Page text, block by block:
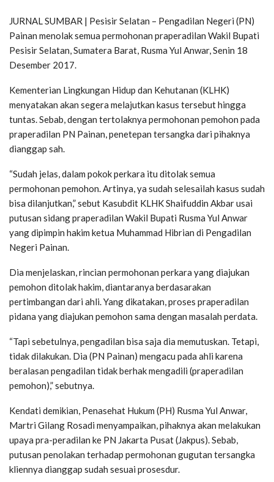
JURNAL SUMBAR | Pesisir Selatan – Pengadilan Negeri (PN)
Painan menolak semua permohonan praperadilan Wakil Bupati
Pesisir Selatan, Sumatera Barat, Rusma Yul Anwar, Senin 18
Desember 2017.
Kementerian Lingkungan Hidup dan Kehutanan (KLHK)
menyatakan akan segera melajutkan kasus tersebut hingga
tuntas. Sebab, dengan tertolaknya permohonan pemohon pada
praperadilan PN Painan, penetepan tersangka dari pihaknya
dianggap sah.
“Sudah jelas, dalam pokok perkara itu ditolak semua
permohonan pemohon. Artinya, ya sudah selesailah kasus sudah
bisa dilanjutkan,” sebut Kasubdit KLHK Shaifuddin Akbar usai
putusan sidang praperadilan Wakil Bupati Rusma Yul Anwar
yang dipimpin hakim ketua Muhammad Hibrian di Pengadilan
Negeri Painan.
Dia menjelaskan, rincian permohonan perkara yang diajukan
pemohon ditolak hakim, diantaranya berdasarakan
pertimbangan dari ahli. Yang dikatakan, proses praperadilan
pidana yang diajukan pemohon sama dengan masalah perdata.
“Tapi sebetulnya, pengadilan bisa saja dia memutuskan. Tetapi,
tidak dilakukan. Dia (PN Painan) mengacu pada ahli karena
beralasan pengadilan tidak berhak mengadili (praperadilan
pemohon),” sebutnya.
Kendati demikian, Penasehat Hukum (PH) Rusma Yul Anwar,
Martri Gilang Rosadi menyampaikan, pihaknya akan melakukan
upaya pra-peradilan ke PN Jakarta Pusat (Jakpus). Sebab,
putusan penolakan terhadap permohonan gugutan tersangka
kliennya dianggap sudah sesuai prosesdur.